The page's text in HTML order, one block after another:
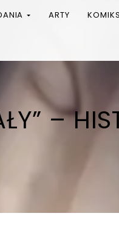
ARTY
–